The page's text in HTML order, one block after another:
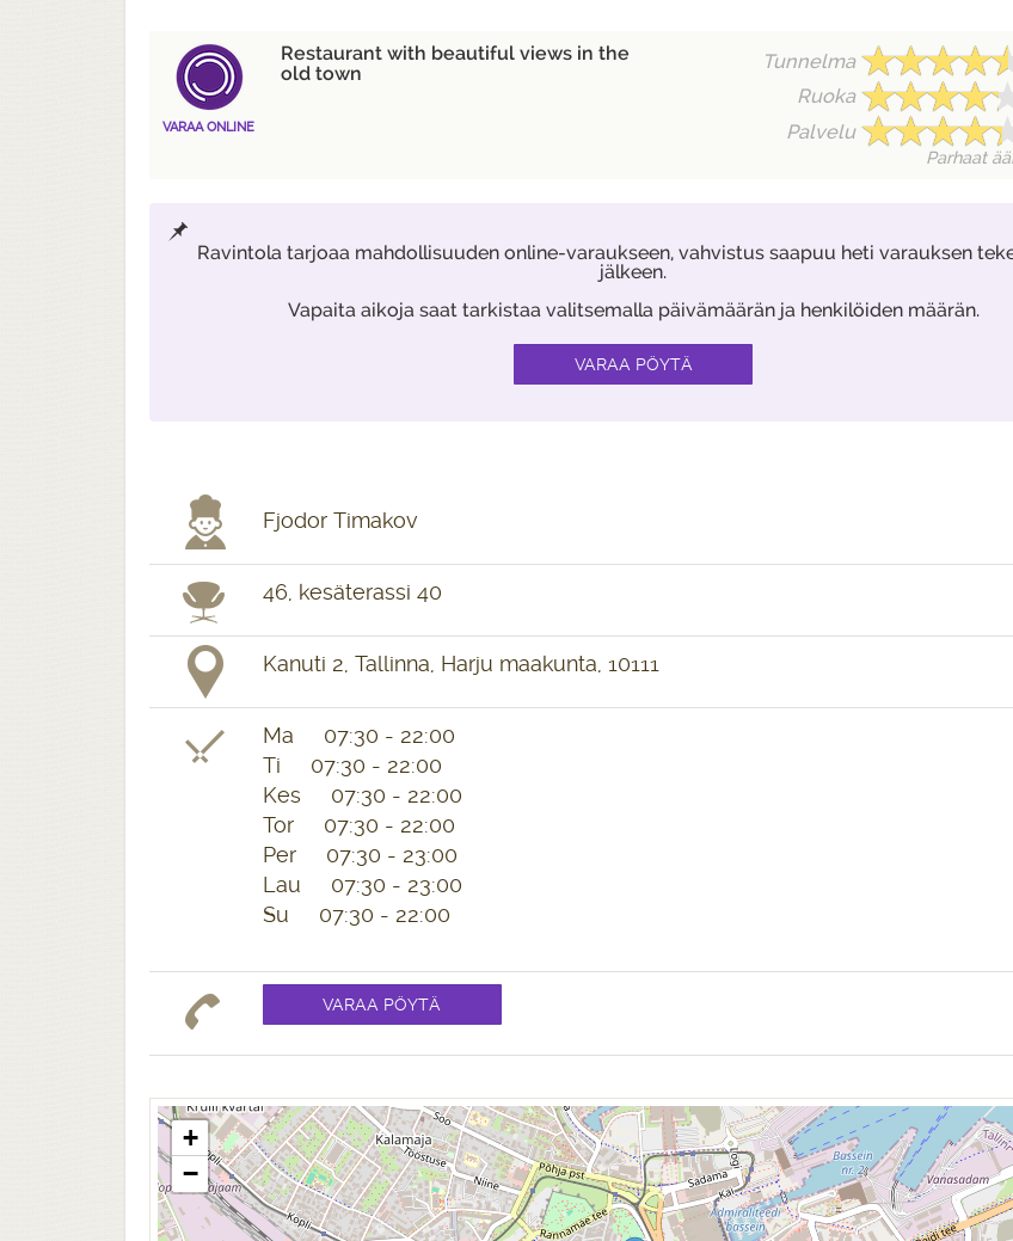
VARAA ONLINE
Restaurant with beautiful views in the
old town
Tunnelma
Ruoka
Palvelu
Parhaat
Ravintola tarjoaa mahdollisuuden online-varaukseen, vahvistus saapuu heti varauksen
jälkeen.
Vapaita aikoja saat tarkistaa valitsemalla päivämäärän ja henkilöiden määrän.
Fjodor Timakov
46, kesäterassi 40
Kanuti 2, Tallinna, Harju maakunta, 10111
Ma 07:30 - 22:00
Ti 07:30 - 22:00
Kes 07:30 - 22:00
Tor 07:30 - 22:00
Per 07:30 - 23:00
Lau 07:30 - 23:00
Su 07:30 - 22:00
+
−